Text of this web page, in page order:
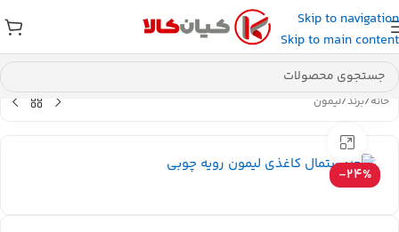
Skip to navigation
Skip to main content
عضو کانال بله کیان کالا شوید و کد تخفیف دریافت کنید.
خانه/برند/لیمون
-24%
بزرگنمایی تصویر